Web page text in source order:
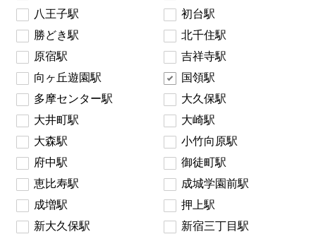
八王子駅
初台駅
勝どき駅
北千住駅
原宿駅
吉祥寺駅
向ヶ丘遊園駅
国領駅
多摩センター駅
大久保駅
大井町駅
大崎駅
大森駅
小竹向原駅
府中駅
御徒町駅
恵比寿駅
成城学園前駅
成増駅
押上駅
新大久保駅
新宿三丁目駅